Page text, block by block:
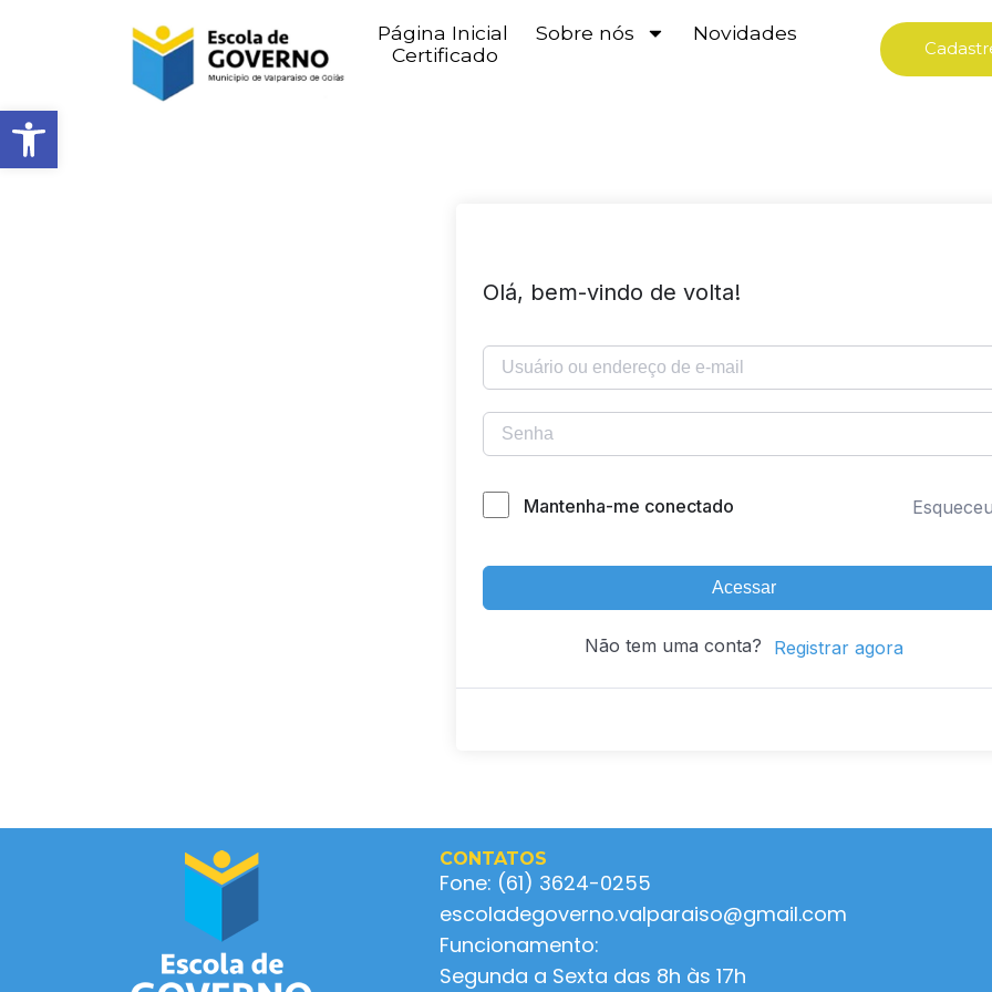
Abrir barra de ferramentas
Página Inicial Sobre nós
Novidades
Certificado
Olá, bem-vindo de volta!
Mantenha-me conectado
Acessar
Não tem uma conta? Registrar agora
CONTATOS
Fone: (61) 3624-0255
escoladegoverno.valparaiso@gmail.com
Funcionamento:
Segunda a Sexta das 8h às 17h